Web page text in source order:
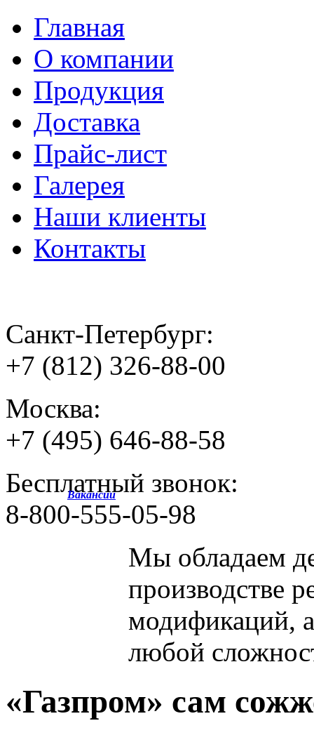
Главная
О компании
Продукция
Доставка
Прайс-лист
Галерея
Наши клиенты
Контакты
Санкт-Петербург:
+7 (812) 326-88-00
Москва:
+7 (495) 646-88-58
Бесплатный звонок:
8-800-555-05-98
Мы обладаем
производстве
модификаций,
любой
«Газпром» сам
Вакансии